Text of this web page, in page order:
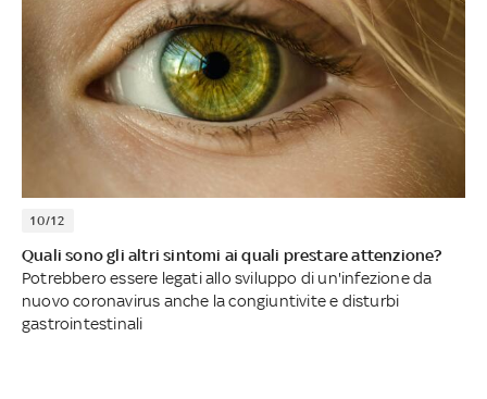
10/12
Quali sono gli altri sintomi ai quali prestare attenzione?
Potrebbero essere legati allo sviluppo di un'infezione da
nuovo coronavirus anche la congiuntivite e disturbi
gastrointestinali